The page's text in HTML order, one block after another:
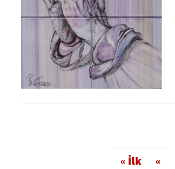
« İlk «